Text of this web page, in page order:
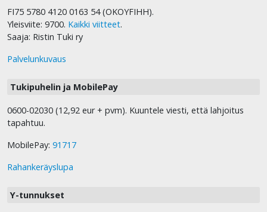
FI75 5780 4120 0163 54 (OKOYFIHH).
Yleisviite: 9700. Kaikki viitteet.
Saaja: Ristin Tuki ry
Palvelunkuvaus
Tukipuhelin ja MobilePay
0600-02030 (12,92 eur + pvm). Kuuntele viesti, että lahjoitus
tapahtuu.
MobilePay: 91717
Rahankeräyslupa
Y-tunnukset